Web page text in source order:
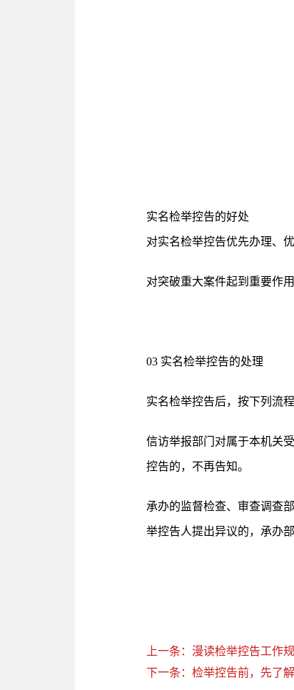
实名检举控告的好处
对实名检举控告优先办理、
对突破重大案件起到重要作
03 实名检举控告的处理
实名检举控告后，按下列流程
信访举报部门对属于本机关
控告的，不再告知。
承办的监督检查、审查调查
举控告人提出异议的，承办
上一条：漫读检举控告工作
下一条：检举控告前，先了